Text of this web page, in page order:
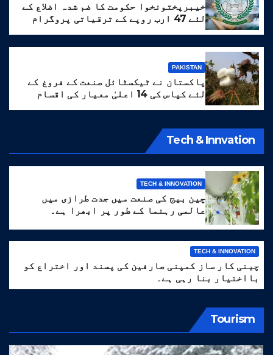
خیبرپختونخوا حکومت کا ضم شدہ اضلاع کے
لئے 47 ارب روپے کے ترقیاتی پروگرام
PAKISTAN
پاکستان نے ٹیکسٹائل صنعت کے فروغ کے
لئے کپاس کی 14 اعلیٰ معیار کی اقسام
Tech & Innvation
TECH & INNOVATION
چین بیج کی صنعت میں جدت طرازی میں
عالمی رہنما کے طور پر ابھرا ہے۔
TECH & INNOVATION
چینی کار ساز کمپنی صارفین کی پسند اور اختراع کو
بااختیار بنا رہی ہے۔
Tourism